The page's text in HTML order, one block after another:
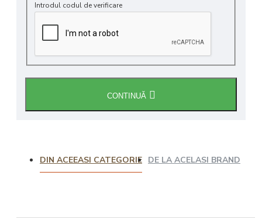
Introdul codul de verificare
CONTINUĂ
DIN ACEEASI CATEGORIE DE LA ACELASI BRAND